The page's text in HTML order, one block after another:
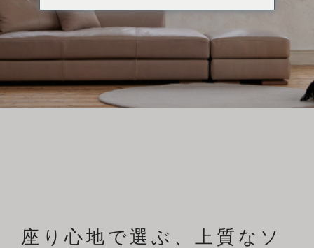
注
文
革
構造
小物・メンテナンス用品
採用情報
プロ向けサービス
直営店
来店予約
事例
特注ソファ
サンプル
ニュース
座り心地で選ぶ、上質なソ